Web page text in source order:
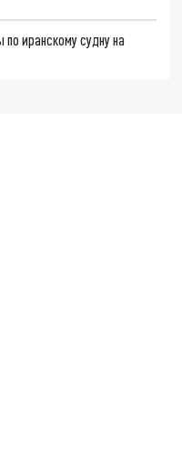
иранскому судну на